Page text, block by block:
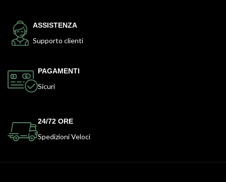
ASSISTENZA
Supporto clienti
PAGAMENTI
Sicuri
24/72 ORE
Spedizioni Veloci